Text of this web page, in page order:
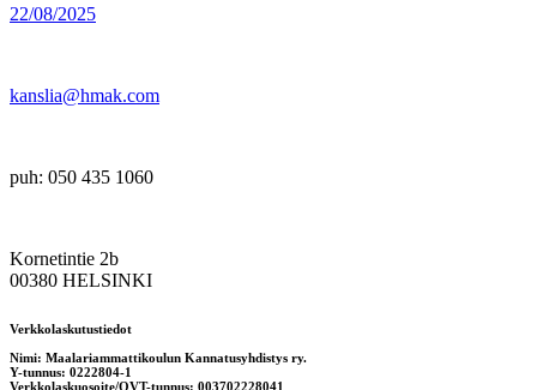
22/08/2025
kanslia@hmak.com
puh: 050 435 1060
Kornetintie 2b
00380 HELSINKI
Verkkolaskutustiedot
Nimi: Maalariammattikoulun Kannatusyhdistys ry.
Y-tunnus: 0222804-1
Verkkolaskuosoite/OVT-tunnus: 003702228041